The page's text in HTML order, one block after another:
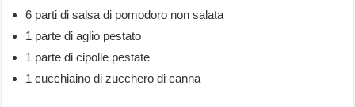
6 parti di salsa di pomodoro non salata
1 parte di aglio pestato
1 parte di cipolle pestate
1 cucchiaino di zucchero di canna